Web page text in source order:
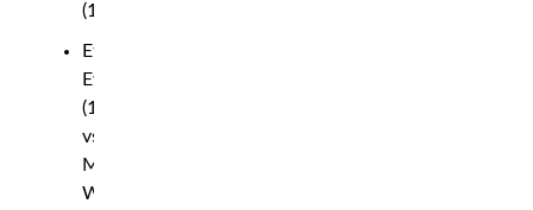
(125.6)
Ethyn
Ewing
(145.2)
vs.
Malcolm
Wellmaker